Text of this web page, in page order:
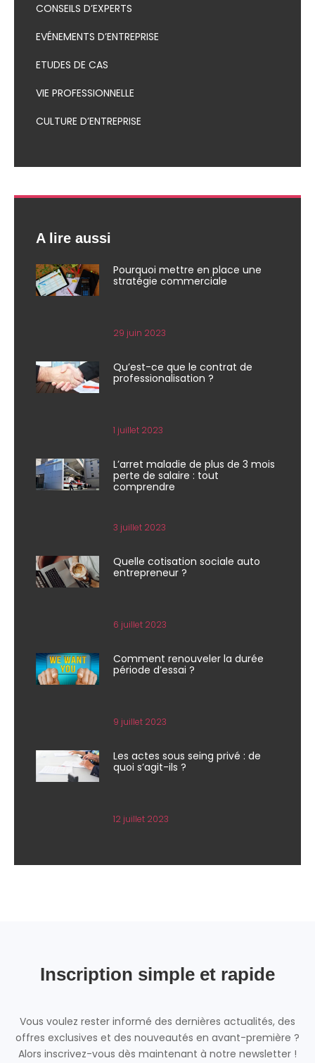
CONSEILS D’EXPERTS
EVÉNEMENTS D’ENTREPRISE
ETUDES DE CAS
VIE PROFESSIONNELLE
CULTURE D’ENTREPRISE
A lire aussi
Pourquoi mettre en place une
stratégie commerciale
29 juin 2023
Qu’est-ce que le contrat de
professionalisation ?
1 juillet 2023
L’arret maladie de plus de 3 mois
perte de salaire : tout
comprendre
3 juillet 2023
Quelle cotisation sociale auto
entrepreneur ?
6 juillet 2023
Comment renouveler la durée
période d’essai ?
9 juillet 2023
Les actes sous seing privé : de
quoi s’agit-ils ?
12 juillet 2023
Inscription simple et rapide
Vous voulez rester informé des dernières actualités, des
offres exclusives et des nouveautés en avant-première ?
Alors inscrivez-vous dès maintenant à notre newsletter !